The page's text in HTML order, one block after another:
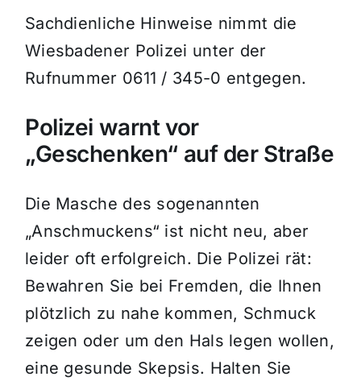
Sachdienliche Hinweise nimmt die
Wiesbadener Polizei unter der
Rufnummer 0611 / 345-0 entgegen.
Polizei warnt vor
„Geschenken“ auf der Straße
Die Masche des sogenannten
„Anschmuckens“ ist nicht neu, aber
leider oft erfolgreich. Die Polizei rät:
Bewahren Sie bei Fremden, die Ihnen
plötzlich zu nahe kommen, Schmuck
zeigen oder um den Hals legen wollen,
eine gesunde Skepsis. Halten Sie